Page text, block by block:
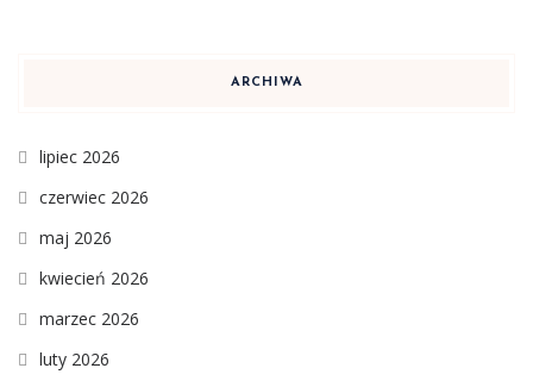
ARCHIWA
lipiec 2026
czerwiec 2026
maj 2026
kwiecień 2026
marzec 2026
luty 2026